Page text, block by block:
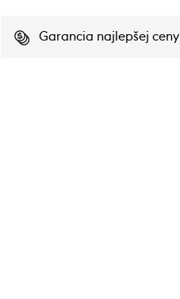
Garancia najlepšej ceny